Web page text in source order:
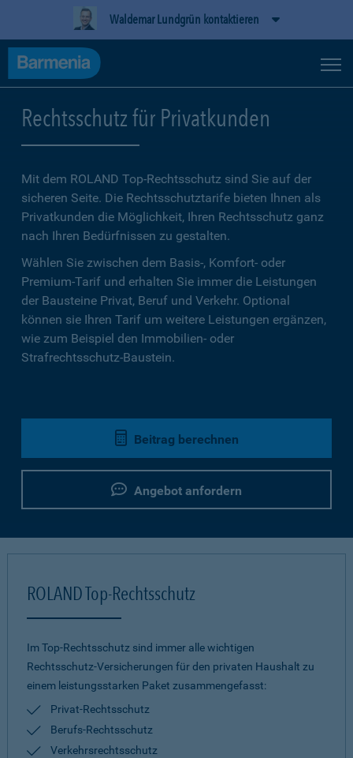
Waldemar Lundgrün kontaktieren
Rechtsschutz für Privatkunden
Mit dem ROLAND Top-Rechtsschutz sind Sie auf der
sicheren Seite. Die Rechtsschutztarife bieten Ihnen als
Privatkunden die Möglichkeit, Ihren Rechtsschutz ganz
nach Ihren Bedürfnissen zu gestalten.
Wählen Sie zwischen dem Basis-, Komfort- oder
Premium-Tarif und erhalten Sie immer die Leistungen
der Bausteine Privat, Beruf und Verkehr. Optional
können sie Ihren Tarif um weitere Leistungen ergänzen,
wie zum Beispiel den Immobilien- oder
Strafrechtsschutz-Baustein.
Beitrag berechnen
Angebot anfordern
ROLAND Top-Rechtsschutz
Im Top-Rechtsschutz sind immer alle wichtigen
Rechtsschutz-Versicherungen für den privaten Haushalt zu
einem leistungsstarken Paket zusammengefasst:
Privat-Rechtsschutz
Berufs-Rechtsschutz
Verkehrsrechtsschutz